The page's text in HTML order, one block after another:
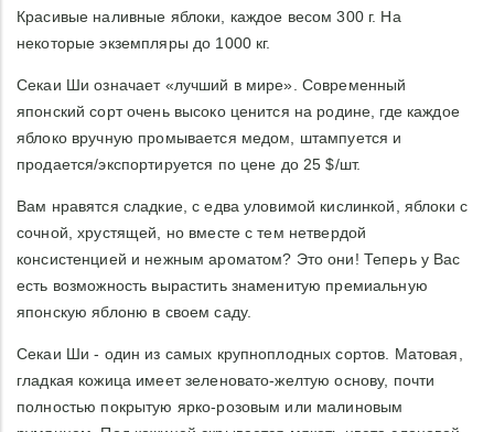
Красивые наливные яблоки, каждое весом 300 г. На
некоторые экземпляры до 1000 кг.
Секаи Ши означает «лучший в мире». Современный
японский сорт очень высоко ценится на родине, где каждое
яблоко вручную промывается медом, штампуется и
продается/экспортируется по цене до 25 $/шт.
Вам нравятся сладкие, с едва уловимой кислинкой, яблоки с
сочной, хрустящей, но вместе с тем нетвердой
консистенцией и нежным ароматом? Это они! Теперь у Вас
есть возможность вырастить знаменитую премиальную
японскую яблоню в своем саду.
Секаи Ши - один из самых крупноплодных сортов. Матовая,
гладкая кожица имеет зеленовато-желтую основу, почти
полностью покрытую ярко-розовым или малиновым